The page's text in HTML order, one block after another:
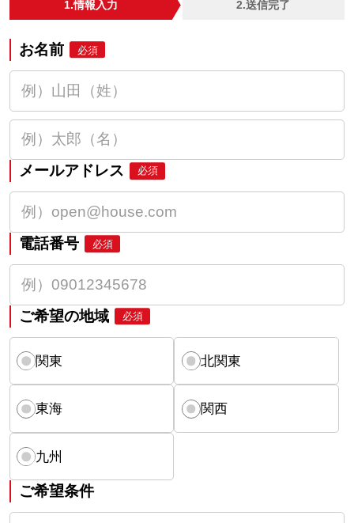
1.情報入力 2.送信完了
お名前 必須
メールアドレス 必須
電話番号 必須
ご希望の地域 必須
関東 北関東
東海 関西
九州
ご希望条件